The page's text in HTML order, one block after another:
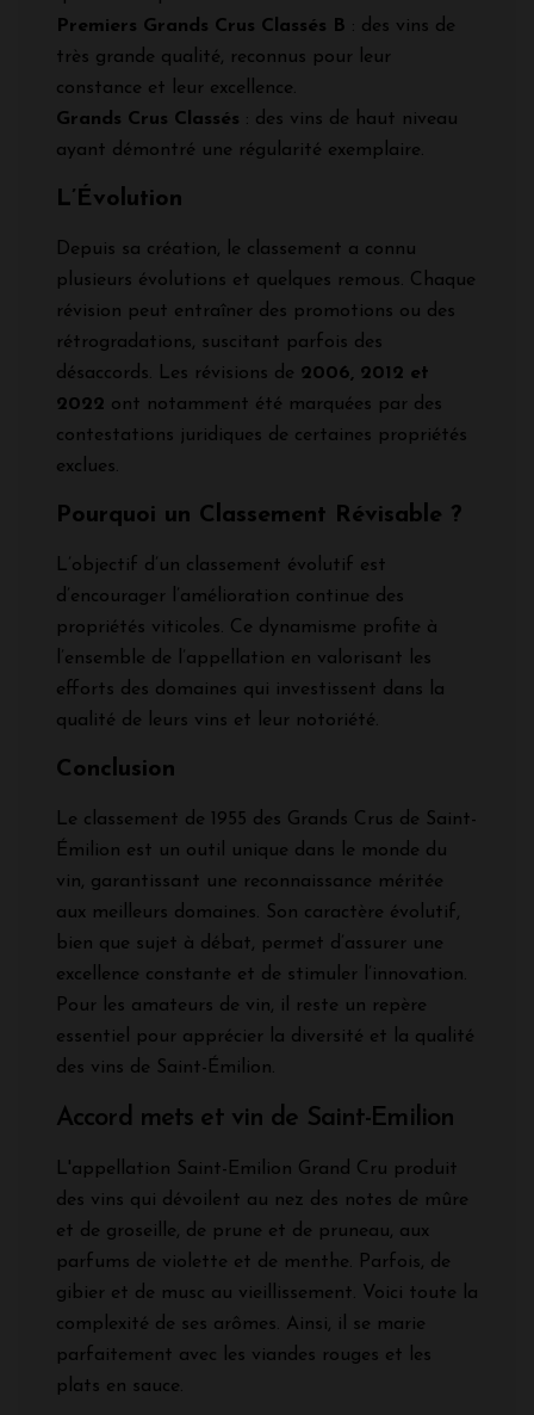
Premiers Grands Crus Classés B : des vins de
très grande qualité, reconnus pour leur
constance et leur excellence.
Grands Crus Classés : des vins de haut niveau
ayant démontré une régularité exemplaire.
L’Évolution
Depuis sa création, le classement a connu
plusieurs évolutions et quelques remous. Chaque
révision peut entraîner des promotions ou des
rétrogradations, suscitant parfois des
désaccords. Les révisions de 2006, 2012 et
2022 ont notamment été marquées par des
contestations juridiques de certaines propriétés
exclues.
Pourquoi un Classement Révisable ?
L’objectif d’un classement évolutif est
d’encourager l’amélioration continue des
propriétés viticoles. Ce dynamisme profite à
l’ensemble de l’appellation en valorisant les
efforts des domaines qui investissent dans la
qualité de leurs vins et leur notoriété.
Conclusion
Le classement de 1955 des Grands Crus de Saint-
Émilion est un outil unique dans le monde du
vin, garantissant une reconnaissance méritée
aux meilleurs domaines. Son caractère évolutif,
bien que sujet à débat, permet d’assurer une
excellence constante et de stimuler l’innovation.
Pour les amateurs de vin, il reste un repère
essentiel pour apprécier la diversité et la qualité
des vins de Saint-Émilion.
Accord mets et vin de Saint-Emilion
L'appellation Saint-Emilion Grand Cru produit
des vins qui dévoilent au nez des notes de mûre
et de groseille, de prune et de pruneau, aux
parfums de violette et de menthe. Parfois, de
gibier et de musc au vieillissement. Voici toute la
complexité de ses arômes. Ainsi, il se marie
parfaitement avec les viandes rouges et les
plats en sauce.